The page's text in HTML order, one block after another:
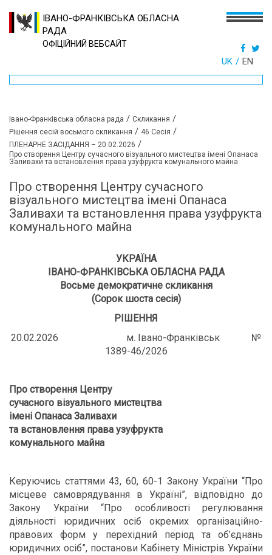
ІВАНО-ФРАНКІВСЬКА ОБЛАСНА
РАДА
ОФІЦІЙНИЙ ВЕБСАЙТ
UK EN
Івано-Франківська обласна рада / Скликання /
Рішення сесій восьмого скликання / 46 Сесія /
ПЛЕНАРНЕ ЗАСІДАННЯ – 20.02.2026 /
Про створення Центру сучасного візуального мистецтва імені Опанаса
Заливахи та встановлення права узуфрукта комунального майна
Про створення Центру сучасного
візуального мистецтва імені Опанаса
Заливахи та встановлення права узуфрукта
комунального майна
УКРАЇНА
ІВАНО-ФРАНКІВСЬКА ОБЛАСНА РАДА
Восьме демократичне скликання
(Сорок шоста сесія)
РІШЕННЯ
20.02.2026 м. Івано-Франківськ №
1389-46/2026
Про створення Центру
сучасного візуального мистецтва
імені Опанаса Заливахи
та встановлення права узуфрукта
комунального майна
Керуючись статтями 43, 60, 60-1 Закону України “Про
місцеве самоврядування в Україні”, відповідно до
Закону України “Про особливості регулювання
діяльності юридичних осіб окремих організаційно-
правових форм у перехідний період та об’єднань
юридичних осіб”, постанови Кабінету Міністрів України